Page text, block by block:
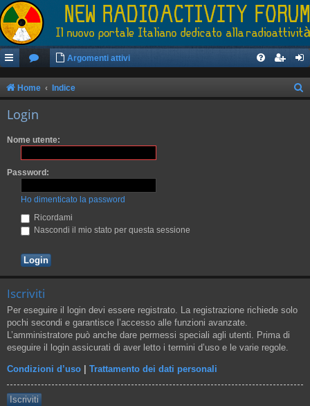
Argomenti attivi
Home Indice
Login
Nome utente:
Password:
Ho dimenticato la password
Ricordami
Nascondi il mio stato per questa sessione
Iscriviti
Per eseguire il login devi essere registrato. La registrazione richiede solo
pochi secondi e garantisce l’accesso alle funzioni avanzate.
L’amministratore può anche dare permessi speciali agli utenti. Prima di
eseguire il login assicurati di aver letto i termini d’uso e le varie regole.
Condizioni d’uso Trattamento dei dati personali
Iscriviti